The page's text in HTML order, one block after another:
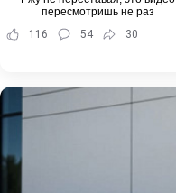
пересмотришь не раз
116
54 30